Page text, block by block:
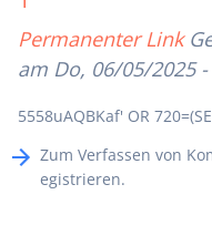
Permanenter Link
am Do, 06/05/2025 -
5558uAQBKaf' OR
Zum Verfassen von
egistrieren.